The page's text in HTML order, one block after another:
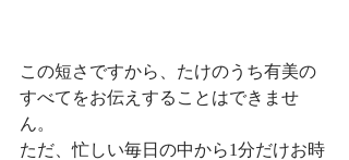
この短さですから、たけのうち有美の
すべてをお伝えすることはできませ
ん。
ただ、忙しい毎日の中から1分だけお時